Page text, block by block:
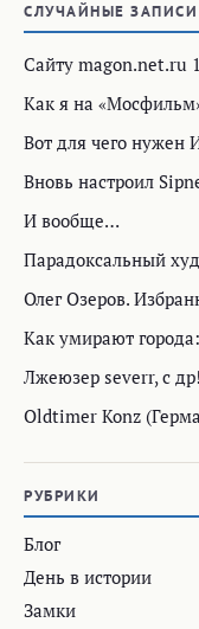
СЛУЧАЙНЫЕ ЗАПИСИ
Сайту magon.net.ru
Как я на
Вот для чего нужен
Вновь настроил
И вообще…
Парадоксальный
Олег Озеров.
Как умирают
Лжеюзер severr, с др!
Oldtimer Konz
РУБРИКИ
Блог
День в истории
Замки